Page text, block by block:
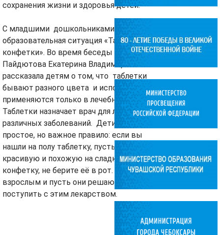
сохранения жизни и здоровья детей.
С младшими дошкольниками прошла
образовательная ситуация «Таблетки – не
конфетки». Во время беседы педагог
Пайдютова Екатерина Владимировна
рассказала детям о том, что таблетки
бывают разного цвета и используются и
применяются только в лечебных целях.
Таблетки назначает врач для лечения
различных заболеваний. Дети запомнили
простое, но важное правило: если вы
нашли на полу таблетку, пусть даже очень
красивую и похожую на сладкую
конфетку, не берите её в рот. Покажите
взрослым и пусть они решают, как
поступить с этим лекарством.